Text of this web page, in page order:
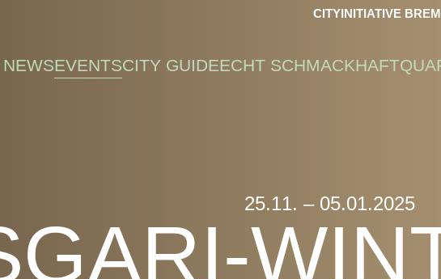
CITYINITIATIVE
25.11. – 05.01.2025
NEWSEVENTSCITY GUIDEECHT SCHMACKHAFT